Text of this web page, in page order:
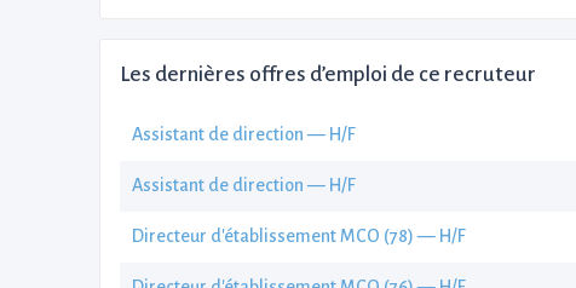
Les dernières offres d’emploi de ce recruteur
Assistant de direction — H/F
Assistant de direction — H/F
Directeur d'établissement MCO (78) — H/F